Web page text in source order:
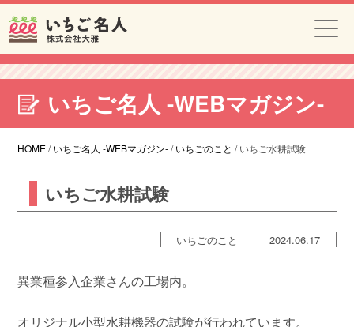
いちご名人 -WEBマガジン-
HOME/いちご名人 -WEBマガジン-/いちごのこと /いちご水耕試験
いちご水耕試験
いちごのこと 2024.06.17
異業種参入企業さんの工場内。
オリジナル小型水耕機器の試験が行われています。